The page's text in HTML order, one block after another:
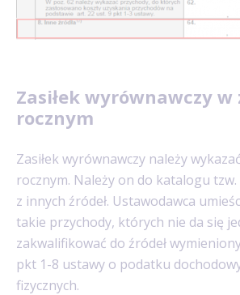
Zasiłek wyrównawczy w
rocznym
Zasiłek wyrównawczy należy
rocznym. Należy on do katalogu
z innych źródeł. Ustawodawca
takie przychody, których nie da się
zakwalifikować do źródeł
pkt 1-8 ustawy o podatku
fizycznych.